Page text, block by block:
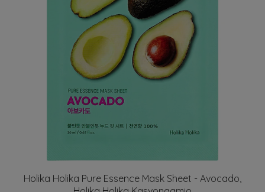
Holika Holika Pure Essence Mask Sheet - Avocado,